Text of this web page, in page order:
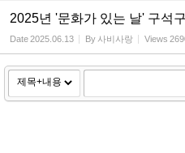
2025년 '문화가 있는 날' 구석
Date2025.06.13 By 사비사랑 Views